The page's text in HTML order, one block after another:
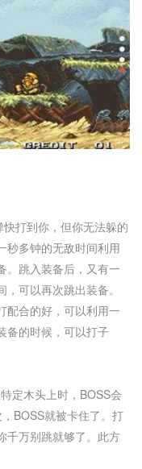
打到你，但你无法躲的
秒多钟的无敌时间利用
。跳入装备后，又有一
可以再次跳出装备。
配合的好，可以利用一
备的时候，可以打子
定木头上时，BOSS会
BOSS就被卡住了。打
千万别跳就够了。此方